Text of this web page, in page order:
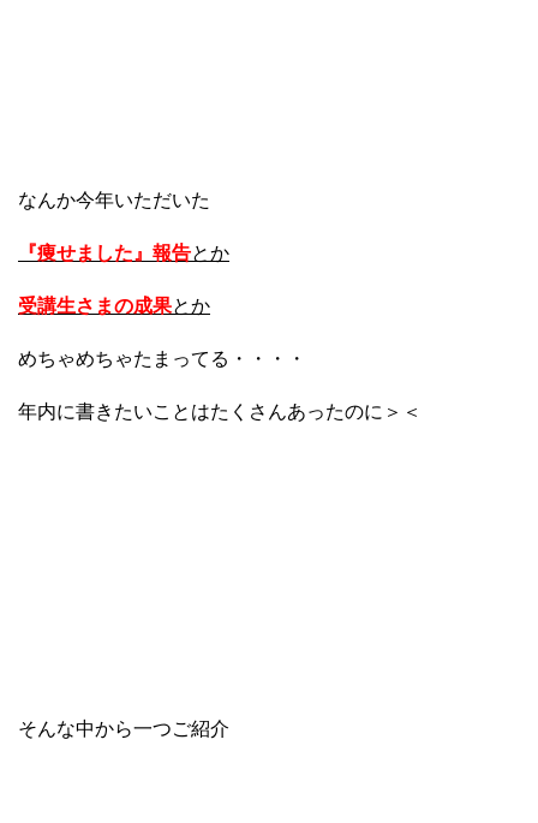
なんか今年いただいた
『痩せました』報告とか
受講生さまの成果とか
めちゃめちゃたまってる・・・・
年内に書きたいことはたくさんあったのに＞＜
そんな中から一つご紹介